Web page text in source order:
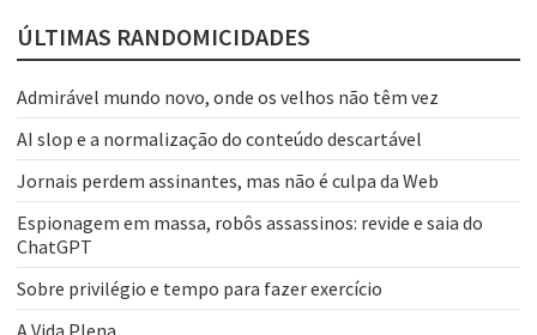
ÚLTIMAS RANDOMICIDADES
Admirável mundo novo, onde os velhos não têm vez
AI slop e a normalização do conteúdo descartável
Jornais perdem assinantes, mas não é culpa da Web
Espionagem em massa, robôs assassinos: revide e saia do
ChatGPT
Sobre privilégio e tempo para fazer exercício